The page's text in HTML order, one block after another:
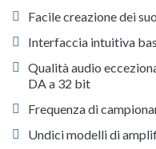
Facile creazione dei
Interfaccia intuitiva
Qualità audio
DA a 32 bit
Frequenza di
Undici modelli di